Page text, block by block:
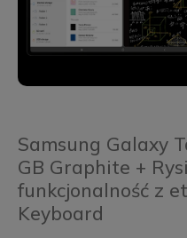
Samsung Galaxy
GB Graphite +
funkcjonalność z
Keyboard